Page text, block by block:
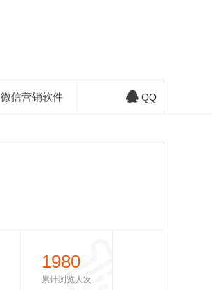
微信营销软件 QQ
1980
累计浏览人次